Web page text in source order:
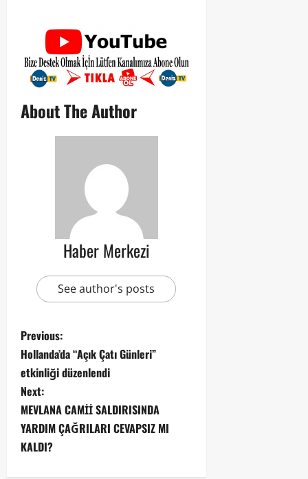
About The Author
Haber Merkezi
See author's posts
Previous:
Hollanda’da “Açık Çatı Günleri”
etkinliği düzenlendi
Next:
MEVLANA CAMİİ SALDIRISINDA
YARDIM ÇAĞRILARI CEVAPSIZ MI
KALDI?